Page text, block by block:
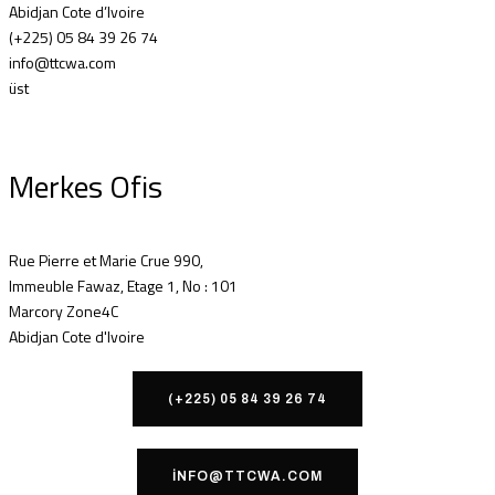
Abidjan Cote d’Ivoire
(+225) 05 84 39 26 74
info@ttcwa.com
üst
Merkes Ofis
Rue Pierre et Marie Crue 990,
Immeuble Fawaz, Etage 1, No : 101
Marcory Zone4C
Abidjan Cote d'Ivoire
(+225) 05 84 39 26 74
INFO@TTCWA.COM